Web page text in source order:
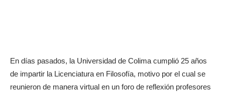
En días pasados, la Universidad de Colima cumplió 25 años
de impartir la Licenciatura en Filosofía, motivo por el cual se
reunieron de manera virtual en un foro de reflexión profesores